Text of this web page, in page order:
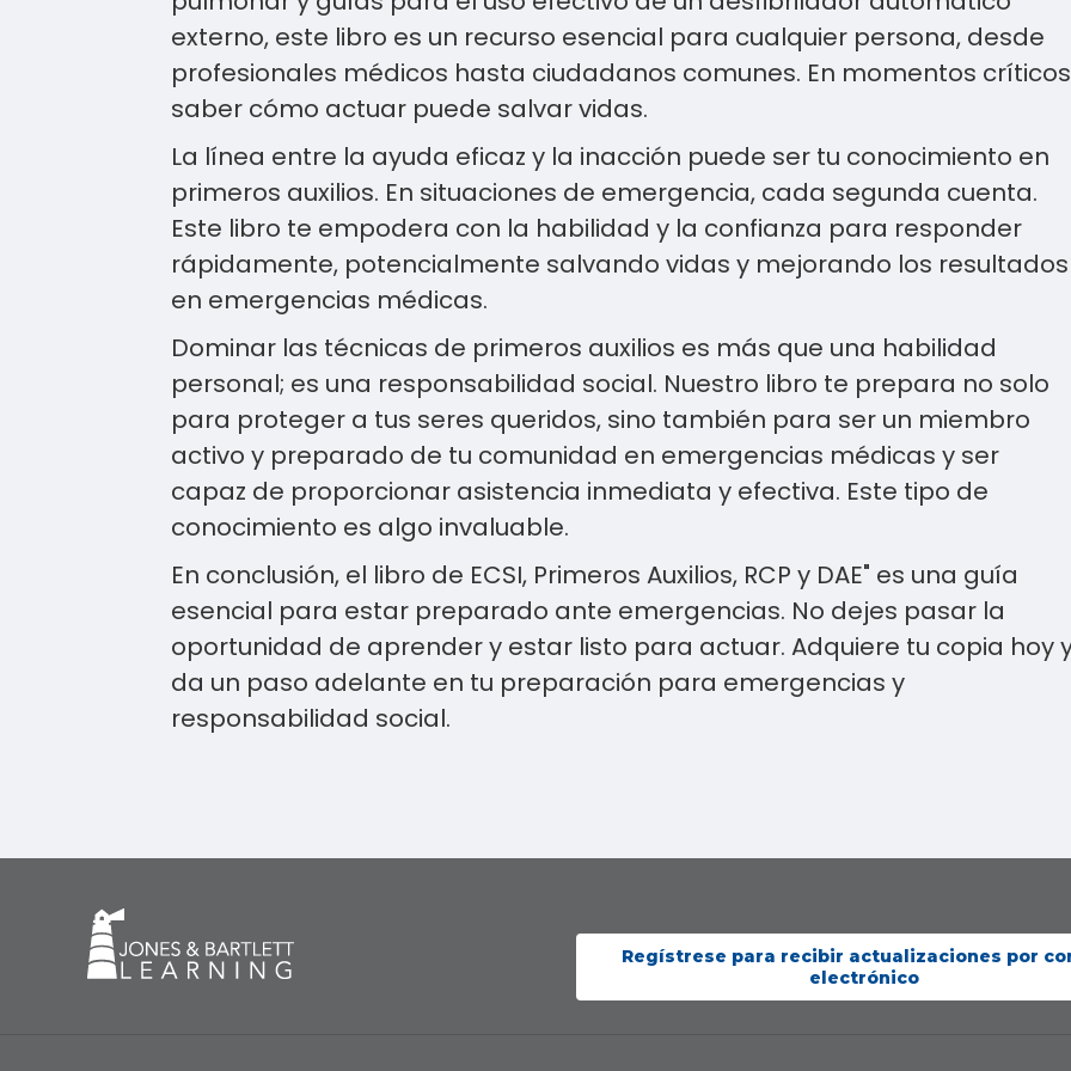
externo, este libro es un recurso esencial para cualquier persona, desde
profesionales médicos hasta ciudadanos comunes. En momentos
saber cómo actuar puede salvar vidas.
La línea entre la ayuda eficaz y la inacción puede ser tu conocimiento en
primeros auxilios. En situaciones de emergencia, cada segunda cuenta.
Este libro te empodera con la habilidad y la confianza para responder
rápidamente, potencialmente salvando vidas y mejorando los resultados
en emergencias médicas.
Dominar las técnicas de primeros auxilios es más que una habilidad
personal; es una responsabilidad social. Nuestro libro te prepara no solo
para proteger a tus seres queridos, sino también para ser un miembro
activo y preparado de tu comunidad en emergencias médicas y ser
capaz de proporcionar asistencia inmediata y efectiva. Este tipo de
conocimiento es algo invaluable.
En conclusión, el libro de ECSI, Primeros Auxilios, RCP y DAE" es una guía
esencial para estar preparado ante emergencias. No dejes pasar la
oportunidad de aprender y estar listo para actuar. Adquiere tu copia hoy
da un paso adelante en tu preparación para emergencias y
responsabilidad social.
Regístrese para recibir actualizaciones por
electrónico